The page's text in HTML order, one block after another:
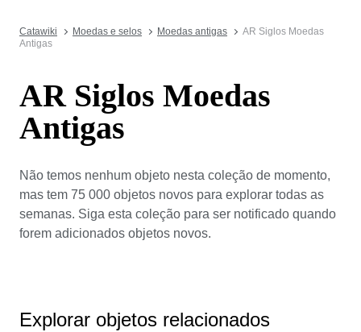
Catawiki Moedas e selos Moedas antigas
AR Siglos Moedas
Antigas
AR Siglos Moedas
Antigas
Não temos nenhum objeto nesta coleção de momento,
mas tem 75 000 objetos novos para explorar todas as
semanas. Siga esta coleção para ser notificado quando
forem adicionados objetos novos.
Explorar objetos relacionados